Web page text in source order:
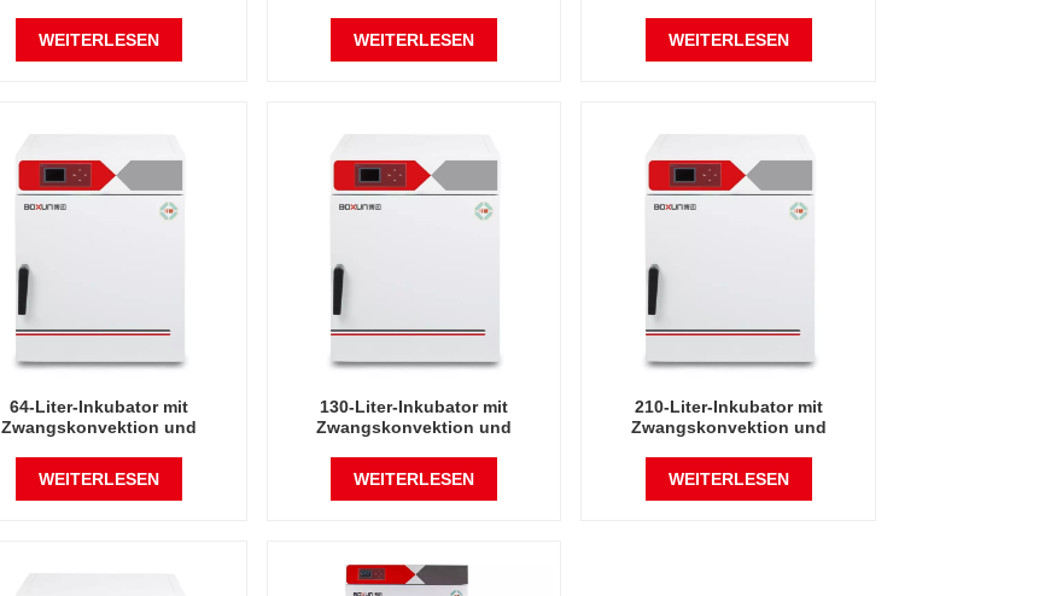
Heizung
WEITERLESEN
WEITERLESEN
WEITERLESEN
64-Liter-Inkubator mit
Zwangskonvektion und
WEITERLESEN
130-Liter-Inkubator mit
Zwangskonvektion und
WEITERLESEN
210-Liter-Inkubator mit
Zwangskonvektion und
WEITERLESEN